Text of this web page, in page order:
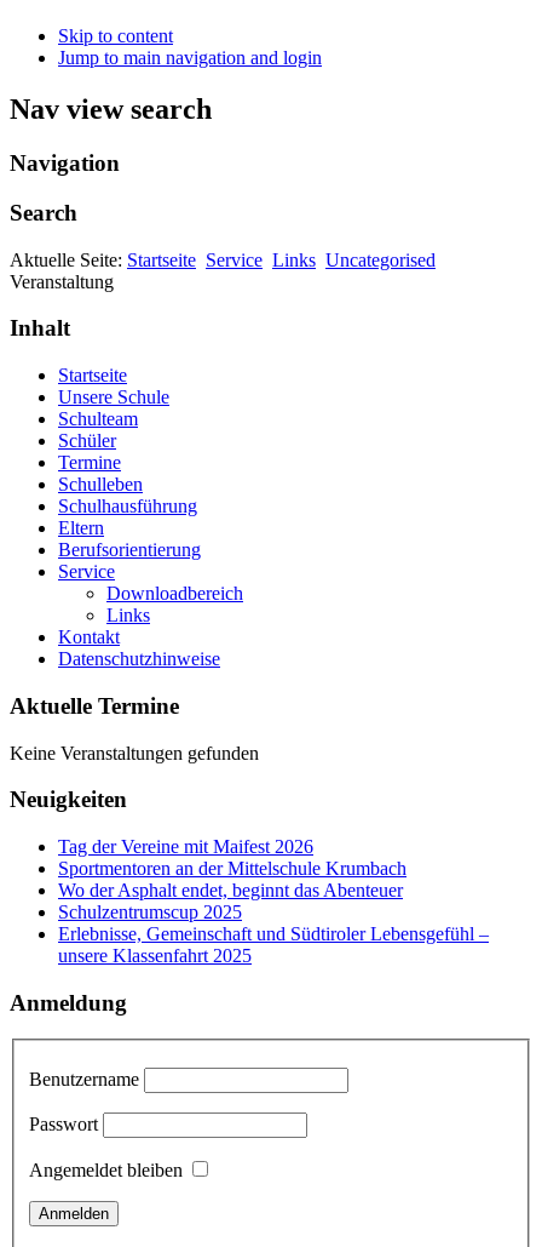
Skip to content
Jump to main navigation and login
Nav view search
Navigation
Search
Aktuelle Seite: Startseite Service Links Uncategorised
Veranstaltung
Inhalt
Startseite
Unsere Schule
Schulteam
Schüler
Termine
Schulleben
Schulhausführung
Eltern
Berufsorientierung
Service
Downloadbereich
Links
Kontakt
Datenschutzhinweise
Aktuelle Termine
Keine Veranstaltungen gefunden
Neuigkeiten
Tag der Vereine mit Maifest 2026
Sportmentoren an der Mittelschule Krumbach
Wo der Asphalt endet, beginnt das Abenteuer
Schulzentrumscup 2025
Erlebnisse, Gemeinschaft und Südtiroler Lebensgefühl –
unsere Klassenfahrt 2025
Anmeldung
Benutzername
Passwort
Angemeldet bleiben